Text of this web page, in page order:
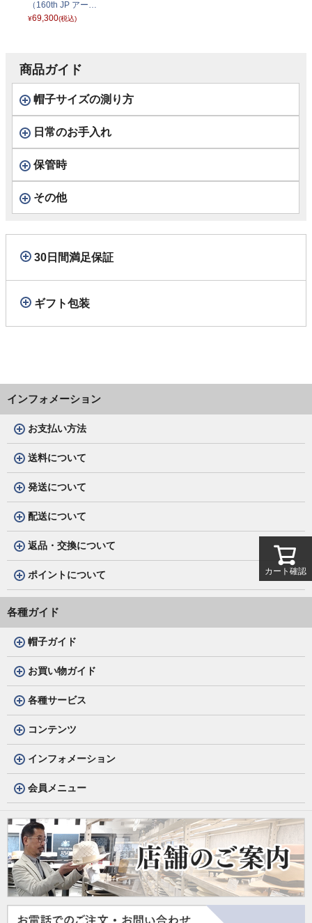
（160th JP アーミ
ッシュ） SE846
¥69,300(税込)
商品ガイド
帽子サイズの測り方
日常のお手入れ
保管時
その他
30日間満足保証
ギフト包装
インフォメーション
お支払い方法
送料について
発送について
配送について
返品・交換について
ポイントについて
各種ガイド
帽子ガイド
お買い物ガイド
各種サービス
コンテンツ
インフォメーション
会員メニュー
カート確認